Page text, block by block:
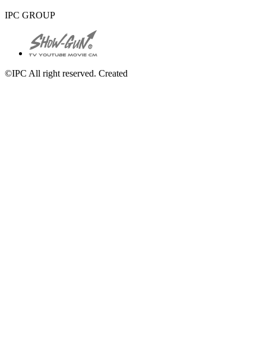
IPC GROUP
©IPC All right reserved. Created